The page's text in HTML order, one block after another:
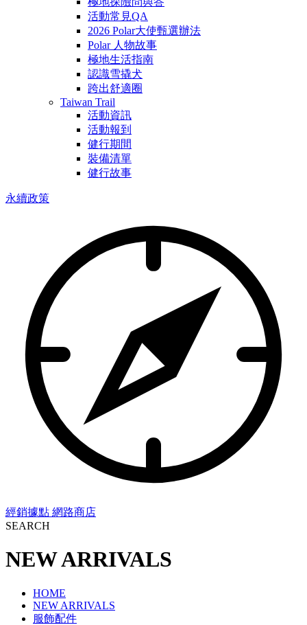
活動常見QA
2026 Polar大使甄選辦法
Polar 人物故事
極地生活指南
認識雪撬犬
跨出舒適圈
Taiwan Trail
活動資訊
活動報到
健行期間
裝備清單
健行故事
永續政策
經銷據點 網路商店
SEARCH
NEW ARRIVALS
HOME
NEW ARRIVALS
服飾配件